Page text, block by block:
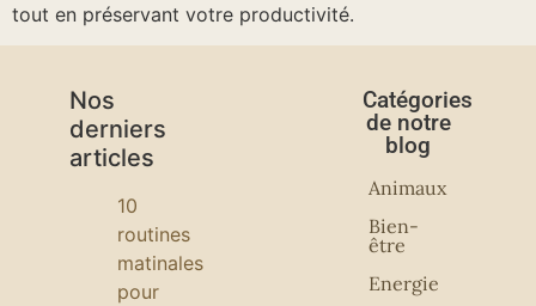
tout en préservant votre productivité.
Nos
derniers
articles
10
routines
matinales
pour
Catégories
de notre
blog
Animaux
Bien-
être
Energie